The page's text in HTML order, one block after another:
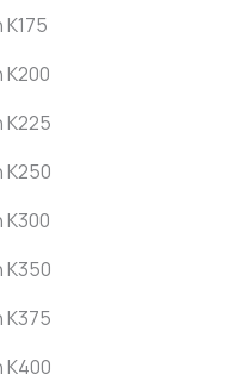
K225
K250
K350
K375
K400